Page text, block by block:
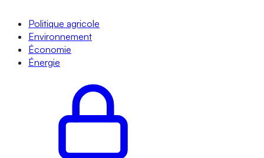
Politique agricole
Environnement
Économie
Énergie